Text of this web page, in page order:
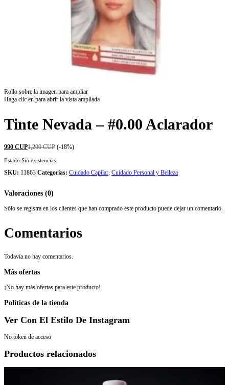
Rollo sobre la imagen para ampliar
Haga clic en para abrir la vista ampliada
Tinte Nevada – #0.00 Aclarador
990 CUP1,200CUP (-18%)
Estado:Sin existencias
SKU: 11863 Categorías: Cuidado Capilar, Cuidado Personal y Belleza
Valoraciones (0)
Sólo se registra en los clientes que han comprado este producto puede dejar un comentario.
Comentarios
Todavía no hay comentarios.
Más ofertas
¡No hay más ofertas para este producto!
Políticas de la tienda
Ver Con El Estilo De Instagram
No token de acceso
Productos relacionados